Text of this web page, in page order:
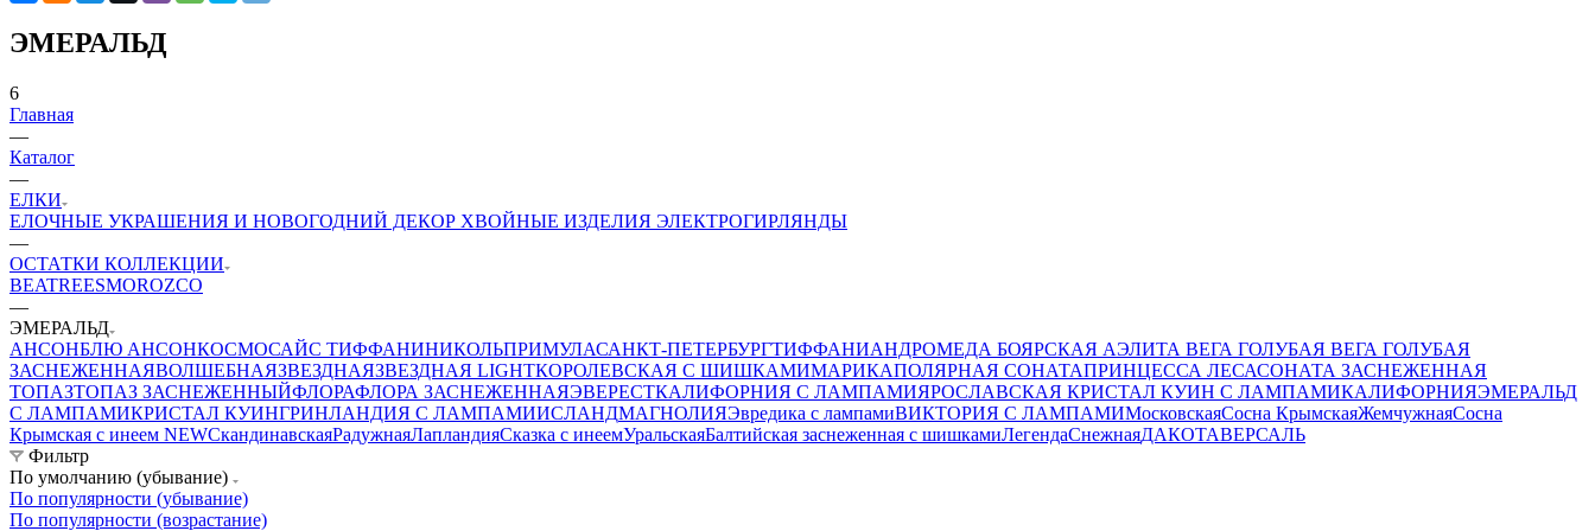
ЭМЕРАЛЬД
6
Главная
—
Каталог
—
ЕЛКИ
ЕЛОЧНЫЕ УКРАШЕНИЯ И НОВОГОДНИЙ ДЕКОР ХВОЙНЫЕ ИЗДЕЛИЯ ЭЛЕКТРОГИРЛЯНДЫ
—
ОСТАТКИ КОЛЛЕКЦИИ
BEATREESMOROZCO
—
ЭМЕРАЛЬД
АНСОНБЛЮ АНСОНКОСМОСАЙС ТИФФАНИНИКОЛЬПРИМУЛАСАНКТ-ПЕТЕРБУРГТИФФАНИАНДРОМЕДА БОЯРСКАЯ АЭЛИТА ВЕГА ГОЛУБАЯ ВЕГА ГОЛУБАЯ
ЗАСНЕЖЕННАЯВОЛШЕБНАЯЗВЕЗДНАЯЗВЕЗДНАЯ LIGHTКОРОЛЕВСКАЯ С ШИШКАМИМАРИКАПОЛЯРНАЯ СОНАТАПРИНЦЕССА ЛЕСАСОНАТА ЗАСНЕЖЕННАЯ
ТОПАЗТОПАЗ ЗАСНЕЖЕННЫЙФЛОРАФЛОРА ЗАСНЕЖЕННАЯЭВЕРЕСТКАЛИФОРНИЯ С ЛАМПАМИЯРОСЛАВСКАЯ КРИСТАЛ КУИН С ЛАМПАМИКАЛИФОРНИЯЭМЕРАЛЬД
С ЛАМПАМИКРИСТАЛ КУИНГРИНЛАНДИЯ С ЛАМПАМИИСЛАНДМАГНОЛИЯЭвредика с лампамиВИКТОРИЯ С ЛАМПАМИМосковскаяСосна КрымскаяЖемчужнаяСосна
Крымская с инеем NEWСкандинавскаяРадужнаяЛапландияСказка с инеемУральскаяБалтийская заснеженная с шишкамиЛегендаСнежнаяДАКОТАВЕРСАЛЬ
Фильтр
По умолчанию (убывание)
По популярности (убывание)
По популярности (возрастание)